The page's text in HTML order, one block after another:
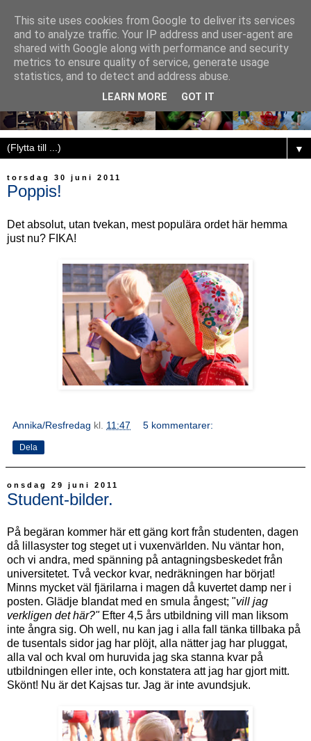
▼
torsdag 30 juni 2011
Poppis!
Det absolut, utan tvekan, mest populära ordet här hemma
just nu? FIKA!
Annika/Resfredag kl. 11:47 5 kommentarer:
Dela
onsdag 29 juni 2011
Student-bilder.
På begäran kommer här ett gäng kort från studenten, dagen
då lillasyster tog steget ut i vuxenvärlden. Nu väntar hon,
och vi andra, med spänning på antagningsbeskedet från
universitetet. Två veckor kvar, nedräkningen har börjat!
Minns mycket väl fjärilarna i magen då kuvertet damp ner i
posten. Glädje blandat med en smula ångest; "vill jag
verkligen det här?" Efter 4,5 års utbildning vill man liksom
inte ångra sig. Oh well, nu kan jag i alla fall tänka tillbaka på
de tusentals sidor jag har plöjt, alla nätter jag har pluggat,
alla val och kval om huruvida jag ska stanna kvar på
utbildningen eller inte, och konstatera att jag har gjort mitt.
Skönt! Nu är det Kajsas tur. Jag är inte avundsjuk.
This site uses cookies from Google to deliver its services
and to analyze traffic. Your IP address and user-agent are
shared with Google along with performance and security
metrics to ensure quality of service, generate usage
statistics, and to detect and address abuse.
LEARN MORE GOT IT